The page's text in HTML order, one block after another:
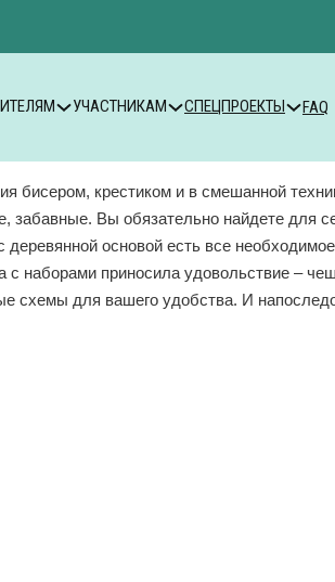
УЧАСТНИКАМ СПЕЦПРОЕКТЫ FAQ
бисером, крестиком и в смешанной
забавные. Вы обязательно найдете для
основой есть все
наборами приносила удовольствие –
схемы для вашего удобства. И